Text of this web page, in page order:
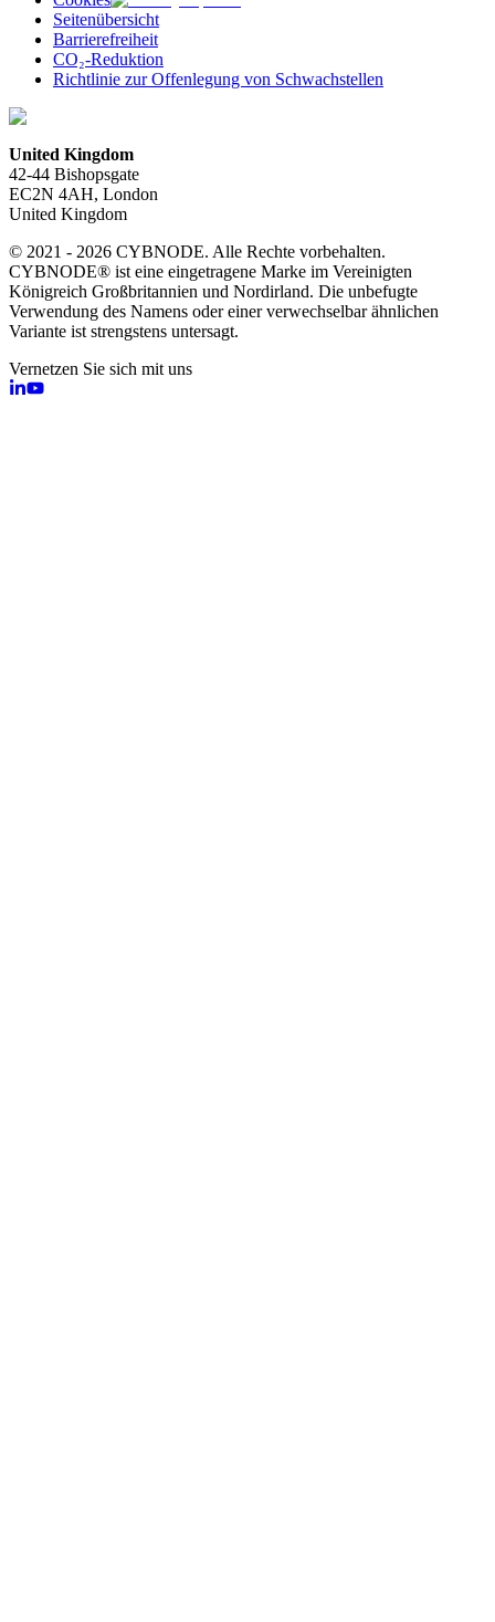
Seitenübersicht
Barrierefreiheit
CO₂-Reduktion
Richtlinie zur Offenlegung von Schwachstellen
United Kingdom
42-44 Bishopsgate
EC2N 4AH, London
United Kingdom
© 2021 - 2026 CYBNODE. Alle Rechte vorbehalten.
CYBNODE® ist eine eingetragene Marke im Vereinigten
Königreich Großbritannien und Nordirland. Die unbefugte
Verwendung des Namens oder einer verwechselbar ähnlichen
Variante ist strengstens untersagt.
Vernetzen Sie sich mit uns